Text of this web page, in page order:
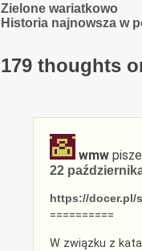
Nawigacja
wpisu
Zielone wariatkowo
Historia najnowsza w
179 thoughts
wmw
22
https://docer.pl/
==========
W związku z